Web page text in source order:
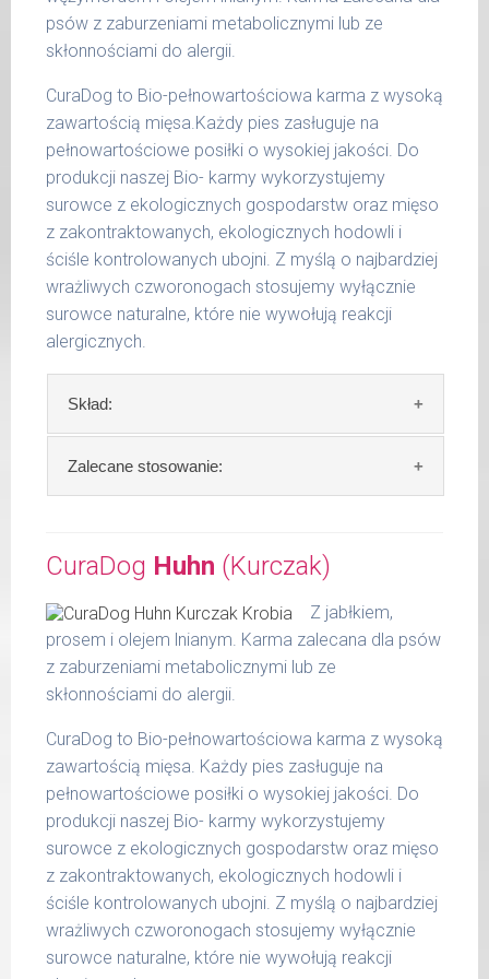
czynników.
Waga netto/Nr art.: 200 g/1007 | 400
popiół surowy 0,60 %
włókno surowe 0,80 %
wapń 1,40 %
fosfor 0,80 %
waga
psa
dzienna
porcja
do 5
kg
270 g
6 - 14
kg
450 g
15 -
700 g
26 -
35 kg
900 g
psów z zaburzeniami metabolicznymi lub ze
skłonnościami do alergii.
CuraDog to Bio-pełnowartościowa karma z wysoką
zawartością mięsa.Każdy pies zasługuje na
pełnowartościowe posiłki o wysokiej jakości. Do
produkcji naszej Bio- karmy wykorzystujemy
surowce z ekologicznych gospodarstw oraz mięso
z zakontraktowanych, ekologicznych hodowli i
ściśle kontrolowanych ubojni. Z myślą o najbardziej
wrażliwych czworonogach stosujemy wyłącznie
surowce naturalne, które nie wywołują reakcji
alergicznych.
Skład:
Skład:73 % indyk* (80 % piersi z indyka, 5 %
serca, 5 % szyjki, 5 % tuszki, 5 % wątróbki), 10
z upraw ekologicznych, DE-ÖKO-006.
Szczegółowa analiza składu:
surowe białko 9,10 %
tłuszcz surowy 7,20 %
włókno surowe 1,40 %
wilgotność 70,84 %
wapń 0,39 %
fosfor 0,30 %
Zalecane stosowanie:
opakowań w lodówce, nie dłużej niż 2 dni.
CuraDog Pute (Indyk)
waga
psa
dzienna
porcja
do 5
kg
200 g
6 - 14
kg
300 g
15 -
400 g
26 -
35 kg
750 g
CuraDog Huhn (Kurczak)
Z jabłkiem,
prosem i olejem lnianym. Karma zalecana dla psów
z zaburzeniami metabolicznymi lub ze
skłonnościami do alergii.
CuraDog to Bio-pełnowartościowa karma z wysoką
zawartością mięsa. Każdy pies zasługuje na
pełnowartościowe posiłki o wysokiej jakości. Do
produkcji naszej Bio- karmy wykorzystujemy
surowce z ekologicznych gospodarstw oraz mięso
z zakontraktowanych, ekologicznych hodowli i
ściśle kontrolowanych ubojni. Z myślą o najbardziej
wrażliwych czworonogach stosujemy wyłącznie
surowce naturalne, które nie wywołują reakcji